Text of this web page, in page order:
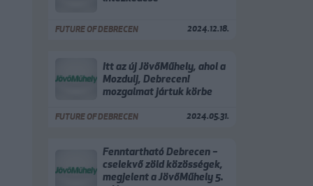
FUTURE OF DEBRECEN 2024.12.18.
Itt az új JövőMűhely, ahol a
Mozdulj, Debrecen!
mozgalmat jártuk körbe
FUTURE OF DEBRECEN 2024.05.31.
Fenntartható Debrecen –
cselekvő zöld közösségek,
megjelent a JövőMűhely 5.